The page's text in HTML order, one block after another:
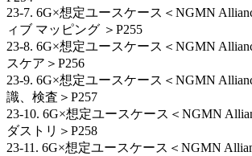
23-7. 6G×想定ユースケース＜NGMN
ィブ マッピング ＞P255
23-8. 6G×想定ユースケース＜NGMN
スケア＞P256
23-9. 6G×想定ユースケース＜NGMN
識、検査＞P257
23-10. 6G×想定ユースケース＜NGMN
ダストリ＞P258
23-11. 6G×想定ユースケース＜NGMN